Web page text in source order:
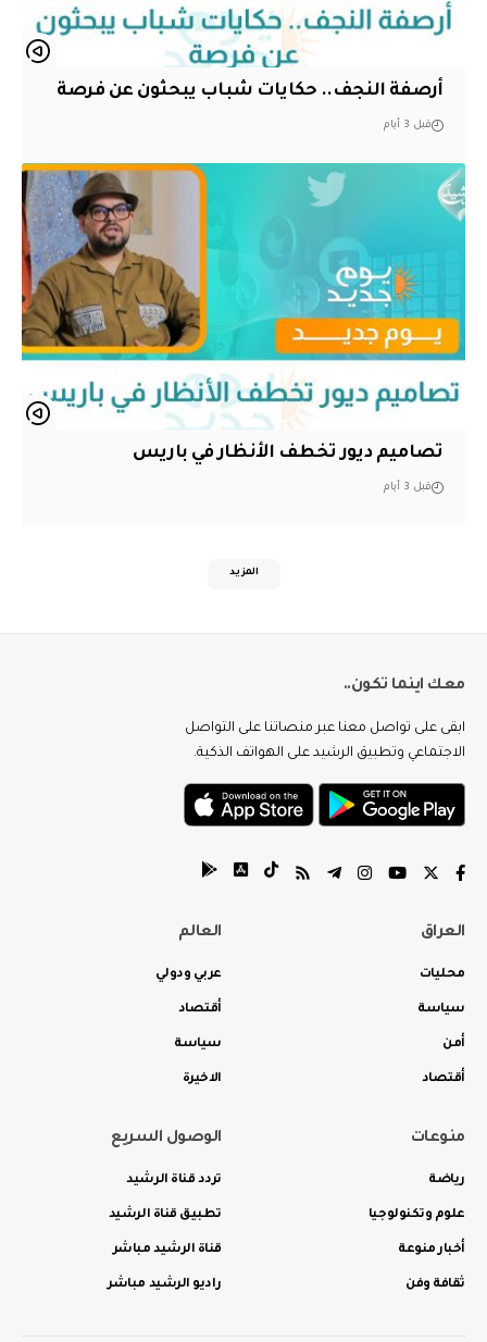
أرصفة النجف.. حكايات شباب يبحثون عن فرصة
قبل 3 أيام
تصاميم ديور تخطف الأنظار في باريس
قبل 3 أيام
المزيد
معك اينما تكون..
ابقى على تواصل معنا عبر منصاتنا على التواصل
الاجتماعي وتطبيق الرشيد على الهواتف الذكية.
العراق
محليات
سياسة
أمن
أقتصاد
العالم
عربي ودولي
أقتصاد
سياسة
الاخيرة
منوعات
رياضة
علوم وتكنولوجيا
أخبار منوعة
ثقافة وفن
الوصول السريع
تردد قناة الرشيد
تطبيق قناة الرشيد
قناة الرشيد مباشر
راديو الرشيد مباشر